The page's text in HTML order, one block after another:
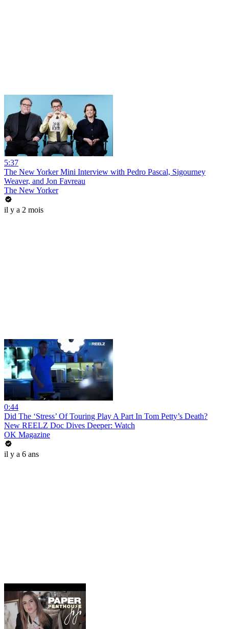
5:37
The New Yorker Mini Interview with Pedro Pascal, Sigourney
Weaver, and Jon Favreau
The New Yorker
il y a 2 mois
0:44
Did The ‘Stress’ Of Touring Play A Part In Tom Petty’s Death?
New REELZ Doc Dives Deeper: Watch
OK Magazine
il y a 6 ans